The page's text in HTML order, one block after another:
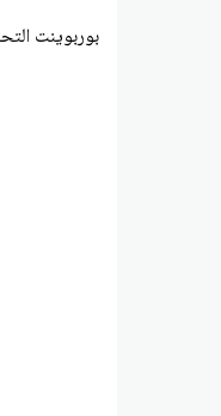
بوربوينت